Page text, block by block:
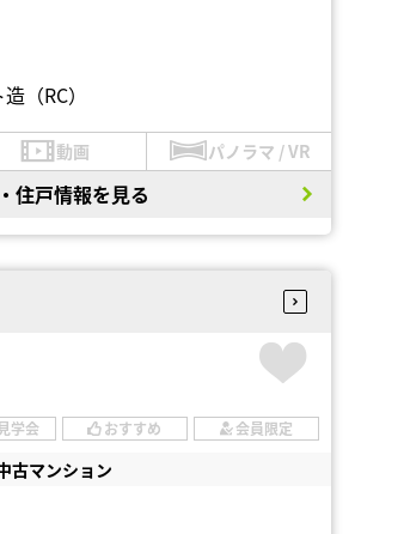
（RC）
動画 パノラマ / VR
住戸情報を見る
学会 おすすめ 会員限定
古マンション